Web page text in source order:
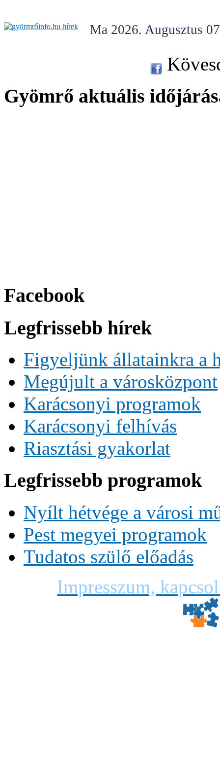
Ma 2026. Augusztus
Gyömrő aktuális
Facebook
Legfrissebb hírek
Figyeljünk állatainkra a
Megújult a városközpont
Karácsonyi programok
Karácsonyi felhívás
Riasztási gyakorlat
Legfrissebb programok
Nyílt hétvége a városi
Pest megyei programok
Tudatos szülő előadás
Impresszum,